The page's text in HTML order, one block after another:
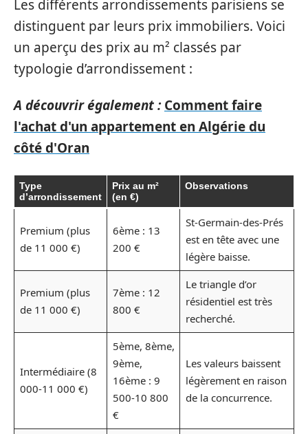
Les différents arrondissements parisiens se
distinguent par leurs prix immobiliers. Voici
un aperçu des prix au m² classés par
typologie d’arrondissement :
A découvrir également : Comment faire
l'achat d'un appartement en Algérie du
côté d'Oran
Type
d’arrondissement
Prix au m²
(en €)
Observations
Premium (plus
de 11 000 €)
6ème : 13
200 €
St-Germain-des-Prés
est en tête avec une
légère baisse.
Premium (plus
de 11 000 €)
7ème : 12
800 €
Le triangle d’or
résidentiel est très
recherché.
Intermédiaire (8
000-11 000 €)
5ème, 8ème,
9ème,
16ème : 9
500-10 800
€
Les valeurs baissent
légèrement en raison
de la concurrence.